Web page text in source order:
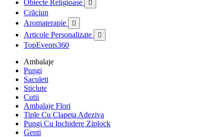
Obiecte Religioase 
Crăciun
Aromaterapie

Articole Personalizate 
TopEvents360
Ambalaje
Pungi
Saculeti
Sticlute
Cutii
Ambalaje Flori
Tiple Cu Clapeta Adeziva
Pungi Cu Inchidere Ziplock
Genti